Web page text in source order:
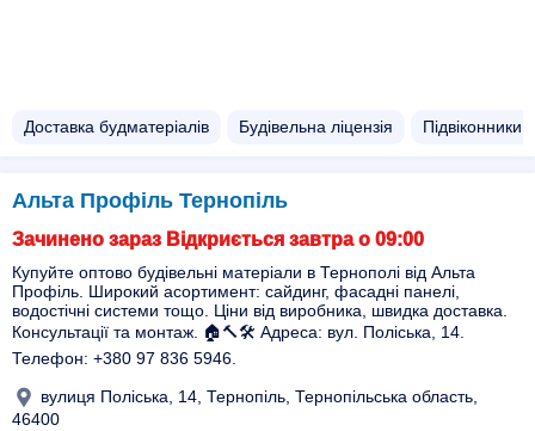
Доставка будматеріалів Будівельна ліцензія Підвіконники
Альта Профіль Тернопіль
Зачинено зараз Відкриється завтра о 09:00
Купуйте оптово будівельні матеріали в Тернополі від Альта
Профіль. Широкий асортимент: сайдинг, фасадні панелі,
водостічні системи тощо. Ціни від виробника, швидка доставка.
Консультації та монтаж. 🏠🔨🛠️ Адреса: вул. Поліська, 14.
Телефон: +380 97 836 5946.
вулиця Поліська, 14, Тернопіль, Тернопільська область,
46400